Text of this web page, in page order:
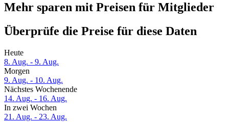
Mehr sparen mit Preisen für Mitglieder
Überprüfe die Preise für diese Daten
Heute
8. Aug. - 9. Aug.
Morgen
9. Aug. - 10. Aug.
Nächstes Wochenende
14. Aug. - 16. Aug.
In zwei Wochen
21. Aug. - 23. Aug.